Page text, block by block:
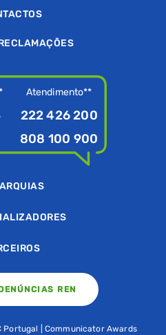
Atendimento**
222 426 200
808 100 900
REN
Portugal | Communicator Awards